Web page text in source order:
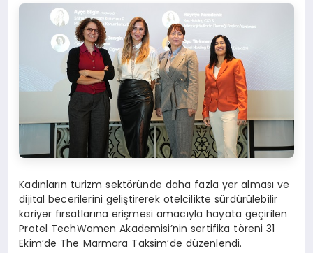
Kadınların turizm sektöründe daha fazla yer alması ve
dijital becerilerini geliştirerek otelcilikte sürdürülebilir
kariyer fırsatlarına erişmesi amacıyla hayata geçirilen
Protel TechWomen Akademisi’nin sertifika töreni 31
Ekim’de The Marmara Taksim’de düzenlendi.